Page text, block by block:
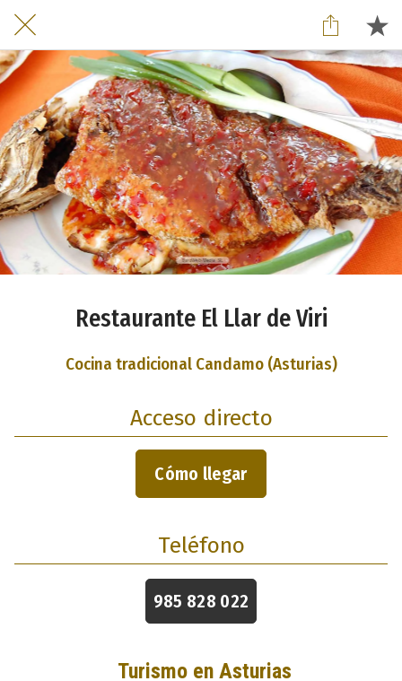
Restaurante El Llar de Viri
Cocina tradicional Candamo (Asturias)
Acceso directo
Cómo llegar
Teléfono
985 828 022